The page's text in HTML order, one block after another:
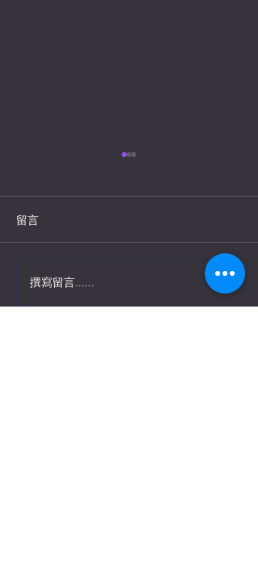
House加上Vocal所融合而成
留言
撰寫留言......